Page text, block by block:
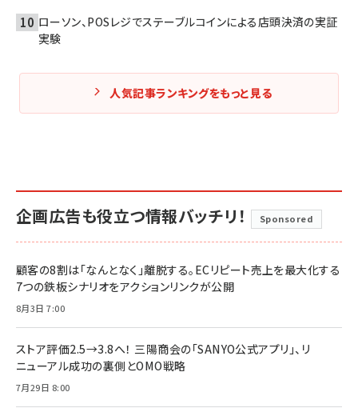
ローソン、POSレジでステーブルコインによる店頭決済の実証
実験
人気記事ランキングをもっと見る
企画広告も役立つ情報バッチリ！ Sponsored
顧客の8割は「なんとなく」離脱する。ECリピート売上を最大化する
7つの鉄板シナリオをアクションリンクが公開
8月3日 7:00
ストア評価2.5→3.8へ！ 三陽商会の「SANYO公式アプリ」、リ
ニューアル成功の裏側とOMO戦略
7月29日 8:00